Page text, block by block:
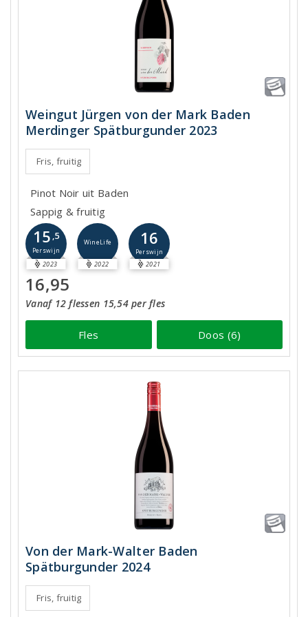
Weingut Jürgen von der Mark Baden
Merdinger Spätburgunder 2023
Fris, fruitig
Pinot Noir uit Baden
Sappig & fruitig
15 ,5
Perswijn
2023
WineLife
2022
16
Perswijn
2021
16,95
Vanaf 12 flessen 15,54 per fles
Fles Doos (6)
Von der Mark-Walter Baden
Spätburgunder 2024
Fris, fruitig